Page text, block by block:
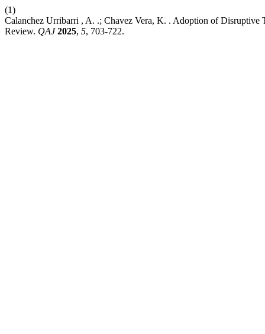
(1)
Calanchez Urribarri , A. .; Chavez Vera, K. . Adoption of
Review. QAJ 2025, 5, 703-722.